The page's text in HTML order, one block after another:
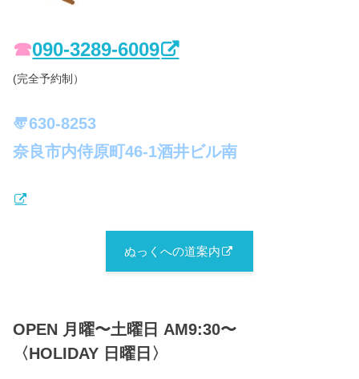
☎︎090-3289-6009
(完全予約制）
〠630-8253
奈良市内侍原町46-1酒井ビル南
ぬっくへの道案内
OPEN 月曜〜土曜日 AM9:30〜
〈HOLIDAY 日曜日〉